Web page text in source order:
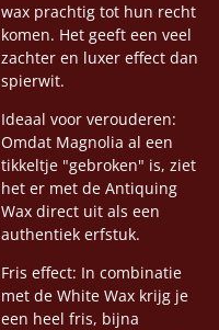
wax prachtig tot hun recht
komen. Het geeft een veel
zachter en luxer effect dan
spierwit.
Ideaal voor verouderen:
Omdat Magnolia al een
tikkeltje "gebroken" is, ziet
het er met de Antiquing
Wax direct uit als een
authentiek erfstuk.
Fris effect: In combinatie
met de White Wax krijg je
een heel fris, bijna